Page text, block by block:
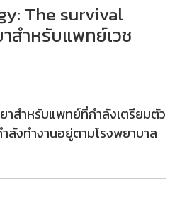
The survival
สำหรับแพทย์เวช
าสำหรับแพทย์ที่กำลังเตรียมตัว
ลังทำงานอยู่ตามโรงพยาบาล